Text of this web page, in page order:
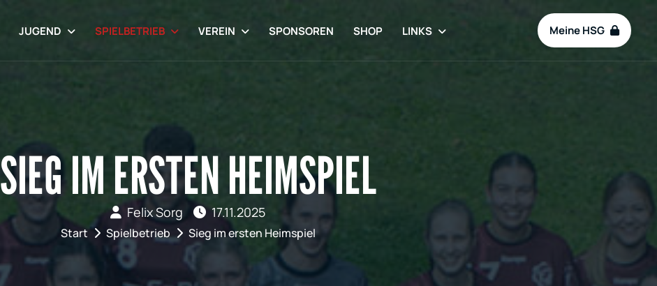
JUGEND SPIELBETRIEB VEREIN SPONSOREN SHOP LINKS Meine HSG
SIEG IM ERSTEN HEIMSPIEL
Felix Sorg 17.11.2025
Start Spielbetrieb Sieg im ersten Heimspiel